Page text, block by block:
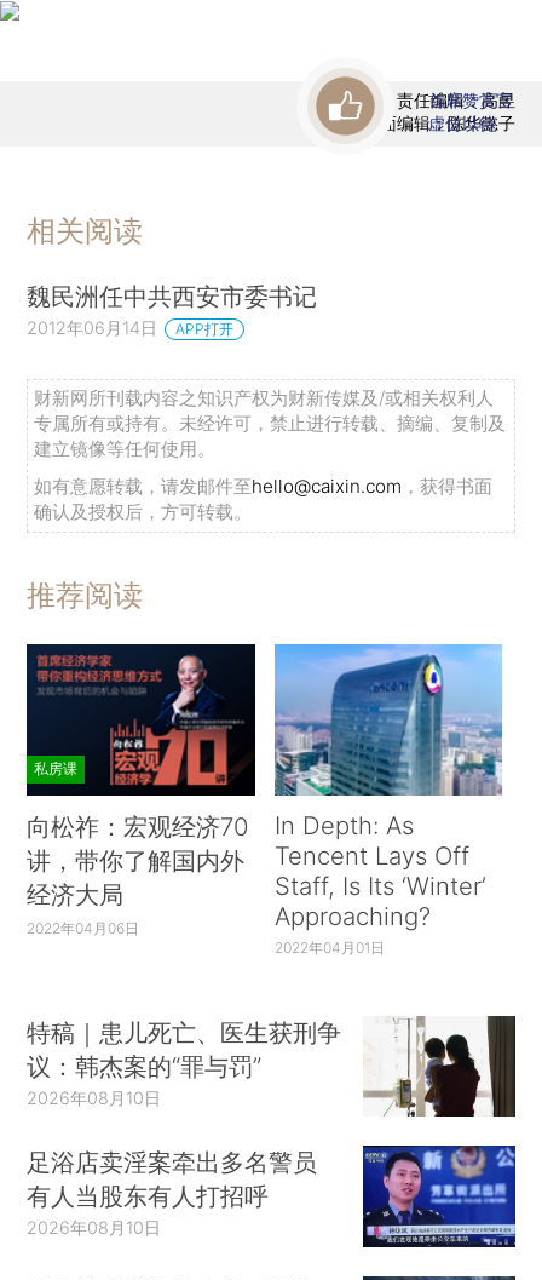
责任编辑：高昱
版面编辑：陈华懿子
首席赞赏官
虚位以待
相关阅读
魏民洲任中共西安市委书记
2012年06月14日 APP打开
财新网所刊载内容之知识产权为财新传媒及/或相关权利人
专属所有或持有。未经许可，禁止进行转载、摘编、复制及
建立镜像等任何使用。
如有意愿转载，请发邮件至hello@caixin.com ，获得书面
确认及授权后，方可转载。
推荐阅读
私房课
向松祚：宏观经济70
讲，带你了解国内外
经济大局
2022年04月06日
In Depth: As
Tencent Lays Off
Staff, Is Its ‘Winter’
Approaching?
2022年04月01日
特稿｜患儿死亡、医生获刑争
议：韩杰案的“罪与罚”
2026年08月10日
足浴店卖淫案牵出多名警员
有人当股东有人打招呼
2026年08月10日